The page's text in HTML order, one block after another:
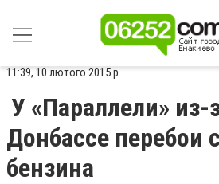
11:39, 10 лютого 2015 р.
У «Параллели»
Донбассе перебои
бензина